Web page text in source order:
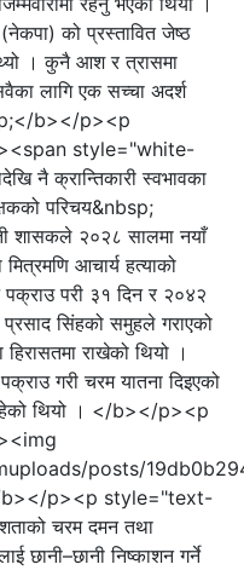
(नेकपा) को प्रस्तावित जेष्ठ
। कुनै आश र त्रासमा
लागि एक सच्चा अदर्श
b></p><p
style="white-
नै क्रान्तिकारी स्वभावका
परिचय&nbsp;
शासकले २०२८ सालमा नयाँ
आचार्य हत्याको
पक्राउ परी ३१ दिन र २०४२
प्रसाद सिंहको समुहले गराएको
राखेको थियो ।
गरी चरम यातना दिइएको
थियो । </b></p><p
posts/
p><p style="text-
चरम दमन तथा
छानी–छानी निष्काशन गर्ने